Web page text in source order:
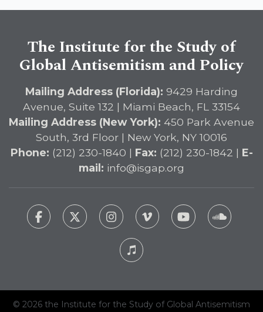
The Institute for the Study of
Global Antisemitism and Policy
Mailing Address (Florida): 9429 Harding
Avenue, Suite 132 | Miami Beach, FL 33154
Mailing Address (New York): 450 Park Avenue
South, 3rd Floor | New York, NY 10016
Phone: (212) 230-1840 | Fax: (212) 230-1842 | E-
mail: info@isgap.org
© 2026 the Institute for the Study of Global Antisemitism